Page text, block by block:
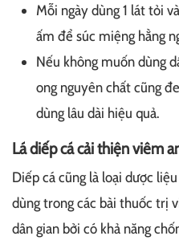
Mỗi ngày dùng 1 lát tỏi
ấm để súc miệng hằng
Nếu không muốn dùng
ong nguyên chất cũng
dùng lâu dài hiệu quả.
Lá diếp cá cải thiện viêm
Diếp cá cũng là loại dược
dùng trong các bài thuốc trị
dân gian bởi có khả năng